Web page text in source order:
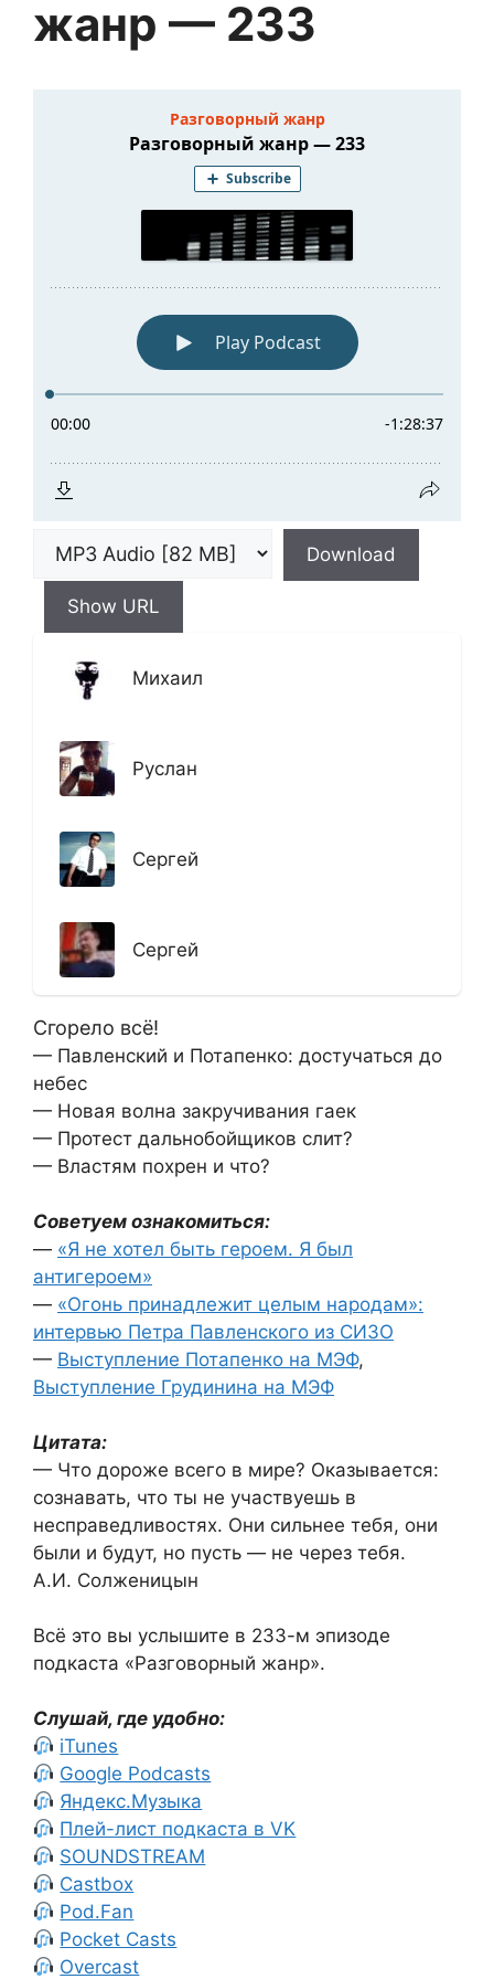
жанр — 233
Download
Show URL
Михаил
Руслан
Сергей
Сергей
Сгорело всё!
— Павленский и Потапенко: достучаться до
небес
— Новая волна закручивания гаек
— Протест дальнобойщиков слит?
— Властям похрен и что?
Советуем ознакомиться:
— «Я не хотел быть героем. Я был
антигероем»
— «Огонь принадлежит целым народам»:
интервью Петра Павленского из СИЗО
— Выступление Потапенко на МЭФ,
Выступление Грудинина на МЭФ
Цитата:
— Что дороже всего в мире? Оказывается:
сознавать, что ты не участвуешь в
несправедливостях. Они сильнее тебя, они
были и будут, но пусть — не через тебя.
А.И. Солженицын
Всё это вы услышите в 233-м эпизоде
подкаста «Разговорный жанр».
Слушай, где удобно:
iTunes
Google Podcasts
Яндекс.Музыка
Плей-лист подкаста в VK
SOUNDSTREAM
Castbox
Pod.Fan
Pocket Casts
Overcast